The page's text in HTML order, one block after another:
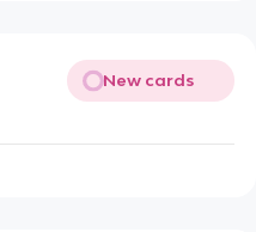
New cards